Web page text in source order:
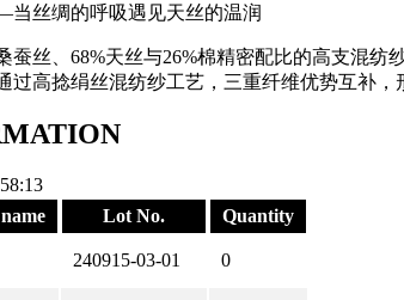
丝绸的呼吸遇见天丝的温润
蚕丝、68%天丝与26%棉精密配比的高支混
过高捻绢丝混纺纱工艺，三重纤维优势互补
Lot No. Quantity
240915-03-01 0